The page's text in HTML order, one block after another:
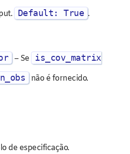
Default: True .
– Se is_cov_matrix
n_obs não é fornecido.
de especificação.